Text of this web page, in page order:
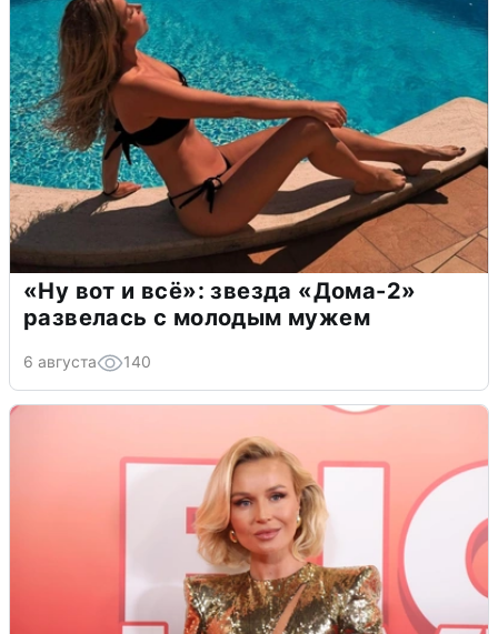
«Ну вот и всё»: звезда «Дома-2»
развелась с молодым мужем
6 августа 140